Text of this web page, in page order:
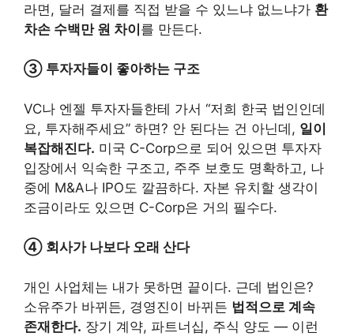
라면, 달러 결제를 직접 받을 수 있느냐 없느냐가 환
차손 수백만 원 차이를 만든다.
③ 투자자들이 좋아하는 구조
VC나 엔젤 투자자들한테 가서 “저희 한국 법인인데
요, 투자해주세요” 하면? 안 된다는 건 아닌데, 일이
복잡해진다. 미국 C-Corp으로 되어 있으면 투자자
입장에서 익숙한 구조고, 주주 보호도 명확하고, 나
중에 M&A나 IPO도 깔끔하다. 자본 유치할 생각이
조금이라도 있으면 C-Corp은 거의 필수다.
④ 회사가 나보다 오래 산다
개인 사업체는 내가 못하면 끝이다. 근데 법인은?
소유주가 바뀌든, 경영진이 바뀌든 법적으로 계속
존재한다. 장기 계약, 파트너십, 주식 양도 — 이런